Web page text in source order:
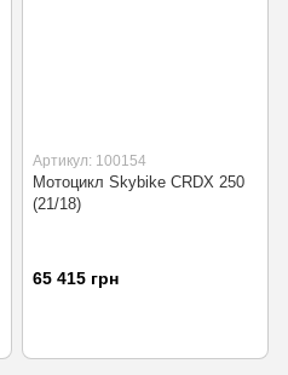
Артикул: 100154
Мотоцикл Skybike CRDX 250
(21/18)
65 415 грн